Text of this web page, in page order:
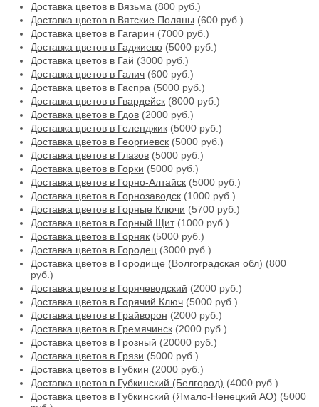
Доставка цветов в Вязьма (800 руб.)
Доставка цветов в Вятские Поляны (600 руб.)
Доставка цветов в Гагарин (7000 руб.)
Доставка цветов в Гаджиево (5000 руб.)
Доставка цветов в Гай (3000 руб.)
Доставка цветов в Галич (600 руб.)
Доставка цветов в Гаспра (5000 руб.)
Доставка цветов в Гвардейск (8000 руб.)
Доставка цветов в Гдов (2000 руб.)
Доставка цветов в Геленджик (5000 руб.)
Доставка цветов в Георгиевск (5000 руб.)
Доставка цветов в Глазов (5000 руб.)
Доставка цветов в Горки (5000 руб.)
Доставка цветов в Горно-Алтайск (5000 руб.)
Доставка цветов в Горнозаводск (1000 руб.)
Доставка цветов в Горные Ключи (5700 руб.)
Доставка цветов в Горный Щит(1000 руб.)
Доставка цветов в Горняк (5000 руб.)
Доставка цветов в Городец (3000 руб.)
Доставка цветов в Городище (Волгоградская обл) (800
руб.)
Доставка цветов в Горячеводский (2000 руб.)
Доставка цветов в Горячий Ключ (5000 руб.)
Доставка цветов в Грайворон (2000 руб.)
Доставка цветов в Гремячинск (2000 руб.)
Доставка цветов в Грозный (20000 руб.)
Доставка цветов в Грязи (5000 руб.)
Доставка цветов в Губкин (2000 руб.)
Доставка цветов в Губкинский (Белгород) (4000 руб.)
Доставка цветов в Губкинский (Ямало-Ненецкий АО) (5000